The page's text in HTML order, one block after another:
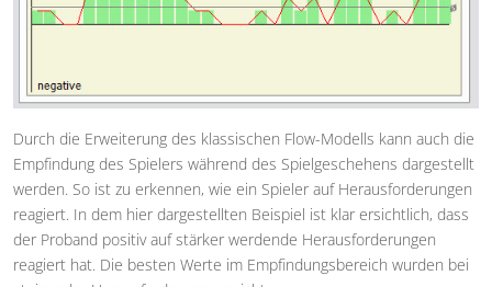
Durch die Erweiterung des klassischen Flow-Modells kann auch die
Empfindung des Spielers während des Spielgeschehens dargestellt
werden. So ist zu erkennen, wie ein Spieler auf Herausforderungen
reagiert. In dem hier dargestellten Beispiel ist klar ersichtlich, dass
der Proband positiv auf stärker werdende Herausforderungen
reagiert hat. Die besten Werte im Empfindungsbereich wurden bei